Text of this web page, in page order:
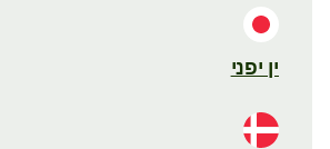
ין יפני